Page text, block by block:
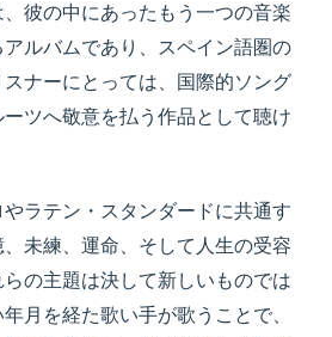
彼の中にあったもう一つの音楽
ルバムであり、スペイン語圏の
ナーにとっては、国際的ソング
ツへ敬意を払う作品として聴け
ラテン・スタンダードに共通す
未練、運命、そして人生の受容
の主題は決して新しいものでは
月を経た歌い手が歌うことで、